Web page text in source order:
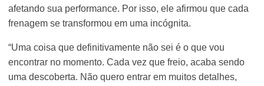
afetando sua performance. Por isso, ele afirmou que cada
frenagem se transformou em uma incógnita.
“Uma coisa que definitivamente não sei é o que vou
encontrar no momento. Cada vez que freio, acaba sendo
uma descoberta. Não quero entrar em muitos detalhes,